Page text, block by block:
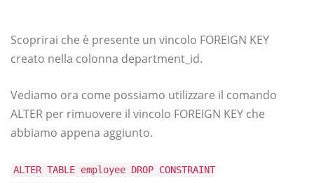
Scoprirai che è presente un vincolo FOREIGN KEY
creato nella colonna department_id.
Vediamo ora come possiamo utilizzare il comando
ALTER per rimuovere il vincolo FOREIGN KEY che
abbiamo appena aggiunto.
ALTER TABLE employee DROP CONSTRAINT